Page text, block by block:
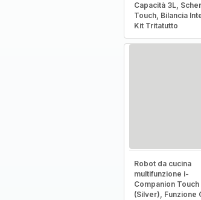
Capacità 3L,
Touch, Bilancia
Kit Tritatutto
Robot da cucina
multifunzione i-
Companion Touch
(Silver), Funzione